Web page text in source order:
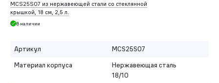
MCS25S07 из нержавеющей стали со стеклянной
крышкой, 18 см, 2,5 л.
В наличии
Артикул
MCS25S07
Материал корпуса
Нержавеющая сталь
18/10